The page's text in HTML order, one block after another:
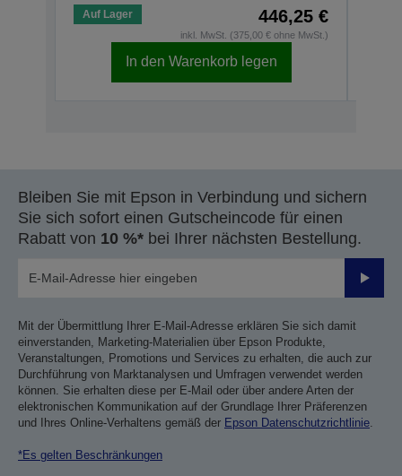
Auf Lager 446,25 €
inkl. MwSt. (375,00 € ohne MwSt.)
In den Warenkorb legen
Bleiben Sie mit Epson in Verbindung und sichern
Sie sich sofort einen Gutscheincode für einen
Rabatt von 10 %* bei Ihrer nächsten Bestellung.
Mit der Übermittlung Ihrer E-Mail-Adresse erklären Sie sich damit
einverstanden, Marketing-Materialien über Epson Produkte,
Veranstaltungen, Promotions und Services zu erhalten, die auch zur
Durchführung von Marktanalysen und Umfragen verwendet werden
können. Sie erhalten diese per E-Mail oder über andere Arten der
elektronischen Kommunikation auf der Grundlage Ihrer Präferenzen
und Ihres Online-Verhaltens gemäß der Epson Datenschutzrichtlinie
*Es gelten Beschränkungen